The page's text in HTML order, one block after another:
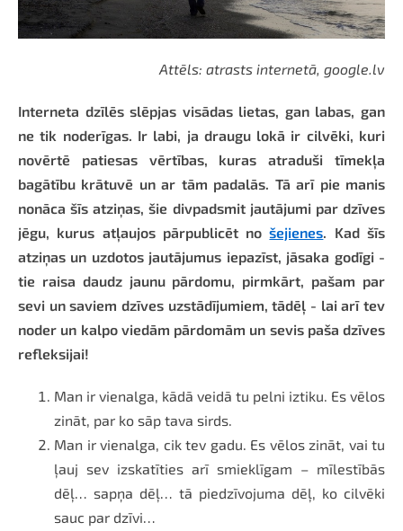
Attēls: atrasts internetā, google.lv
Interneta dzīlēs slēpjas visādas lietas, gan labas, gan
ne tik noderīgas. Ir labi, ja draugu lokā ir cilvēki, kuri
novērtē patiesas vērtības, kuras atraduši tīmekļa
bagātību krātuvē un ar tām padalās. Tā arī pie manis
nonāca šīs atziņas, šie divpadsmit jautājumi par dzīves
jēgu, kurus atļaujos pārpublicēt nošejienes. Kad šīs
atziņas un uzdotos jautājumus iepazīst, jāsaka godīgi -
tie raisa daudz jaunu pārdomu, pirmkārt, pašam par
sevi un saviem dzīves uzstādījumiem, tādēļ - lai arī tev
noder un kalpo viedām pārdomām un sevis paša dzīves
refleksijai!
Man ir vienalga, kādā veidā tu pelni iztiku. Es vēlos
zināt, par ko sāp tava sirds.
Man ir vienalga, cik tev gadu. Es vēlos zināt, vai tu
ļauj sev izskatīties arī smieklīgam – mīlestībās
dēļ… sapņa dēļ… tā piedzīvojuma dēļ, ko cilvēki
sauc par dzīvi…